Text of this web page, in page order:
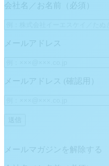
会社名／お名前（必須）
メールアドレス
メールアドレス (確認用）
メールマガジンを解除する